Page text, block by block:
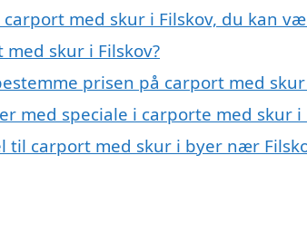
med skur i Filskov, du kan
skur i Filskov?
prisen på carport med skur
med speciale i carporte med skur
til carport med skur i byer nær